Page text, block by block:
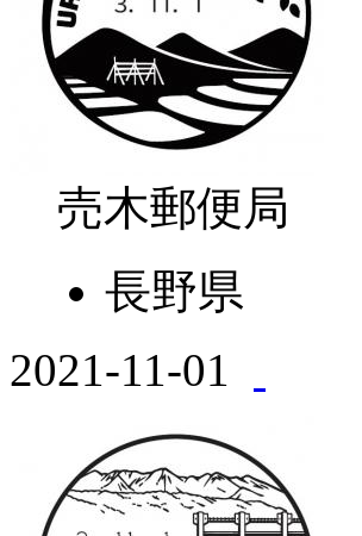
売木郵便局
長野県
2021-11-01